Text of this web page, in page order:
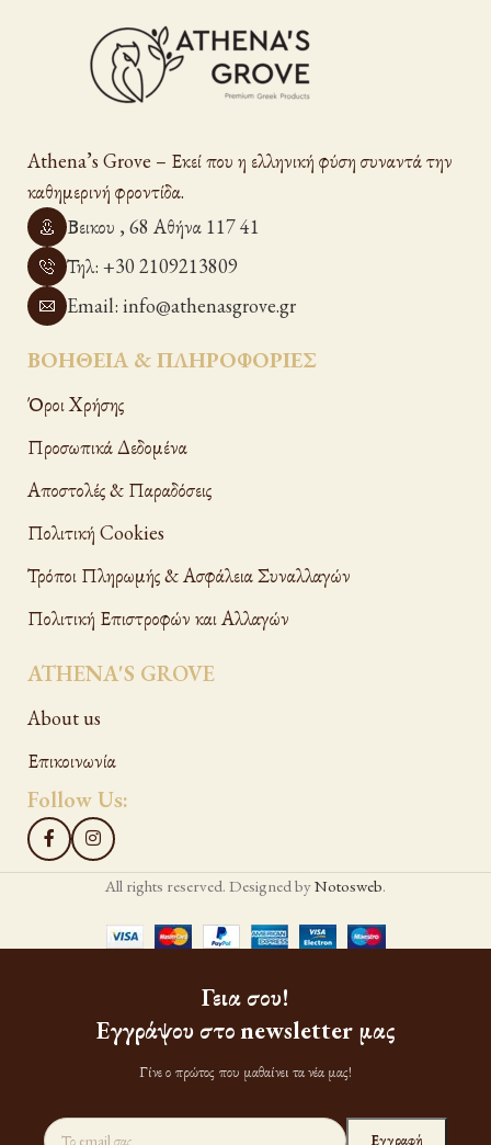
Athena’s Grove – Εκεί που η ελληνική φύση συναντά την
καθημερινή φροντίδα.
Βεικου , 68 Αθήνα 117 41
Τηλ: +30 2109213809
Email: info@athenasgrove.gr
ΒΟΗΘΕΙΑ & ΠΛΗΡΟΦΟΡΙΕΣ
Όροι Xρήσης
Προσωπικά Δεδομένα
Αποστολές & Παραδόσεις
Πολιτική Cookies
Τρόποι Πληρωμής & Ασφάλεια Συναλλαγών
Πολιτική Επιστροφών και Αλλαγών
ATHENA'S GROVE
About us
Επικοινωνία
Follow Us:
All rights reserved. Designed byNotosweb.
Γεια σου!
Εγγράψου στο newsletter μας
Γίνε ο πρώτος που μαθαίνει τα νέα μας!